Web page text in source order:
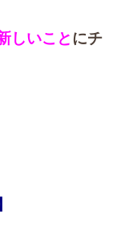
しいことにチ